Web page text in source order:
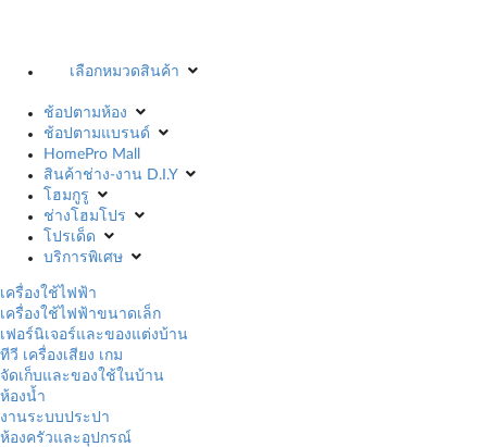
เลือกหมวดสินค้า
ช้อปตามห้อง
ช้อปตามแบรนด์
HomePro Mall
สินค้าช่าง-งาน D.I.Y
โฮมกูรู
ช่างโฮมโปร
โปรเด็ด
บริการพิเศษ
เครื่องใช้ไฟฟ้า
เครื่องใช้ไฟฟ้าขนาดเล็ก
เฟอร์นิเจอร์และของแต่งบ้าน
ทีวี เครื่องเสียง เกม
จัดเก็บและของใช้ในบ้าน
ห้องน้ำ
งานระบบประปา
ห้องครัวและอุปกรณ์